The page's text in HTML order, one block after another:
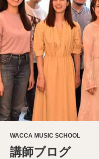
WACCA MUSIC SCHOOL
講師ブログ